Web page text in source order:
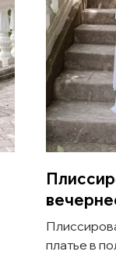
платье в